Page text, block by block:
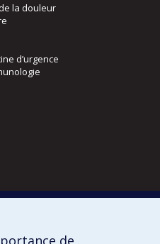
la douleur
d’urgence
nucléaire
de